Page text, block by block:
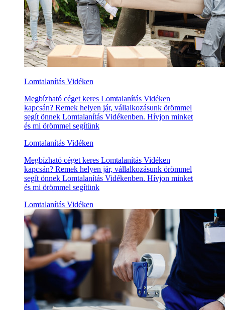
Lomtalanítás Vidéken
Megbízható céget keres Lomtalanítás Vidéken
kapcsán? Remek helyen jár, vállalkozásunk örömmel
segít önnek Lomtalanítás Vidékenben. Hívjon minket
és mi örömmel segítünk
Lomtalanítás Vidéken
Megbízható céget keres Lomtalanítás Vidéken
kapcsán? Remek helyen jár, vállalkozásunk örömmel
segít önnek Lomtalanítás Vidékenben. Hívjon minket
és mi örömmel segítünk
Lomtalanítás Vidéken